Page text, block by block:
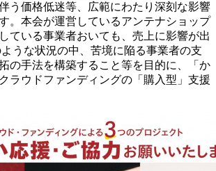
う価格低迷等、広範にわたり深刻な影響
。本会が運営しているアンテナショップ
ている事業者おいても、売上に影響が出
うな状況の中、苦境に陥る事業者の支
の手法を構築すること等を目的に、「か
ラウドファンディングの「購入型」支援